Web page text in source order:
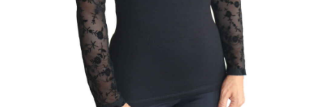
CONTACTOS
ÁREA RESERVADA
PT
EN